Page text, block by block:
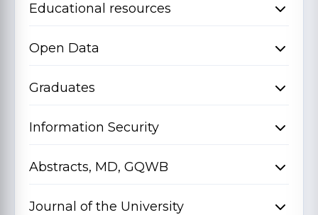
Educational resources
Open Data
Graduates
Information Security
Abstracts, MD, GQWB
Journal of the University